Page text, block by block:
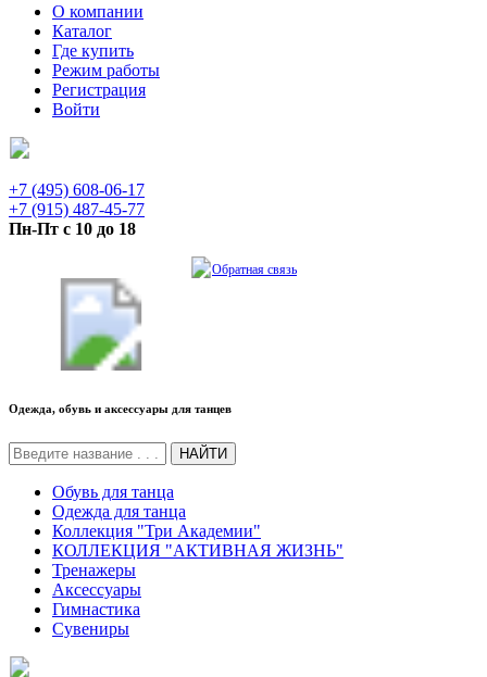
О компании
Каталог
Где купить
Режим работы
Регистрация
Войти
+7 (495) 608-06-17
+7 (915) 487-45-77
Пн-Пт с 10 до 18
Обратная связь
Одежда, обувь и аксессуары для танцев
НАЙТИ
Обувь для танца
Одежда для танца
Коллекция "Три Академии"
КОЛЛЕКЦИЯ "АКТИВНАЯ ЖИЗНЬ"
Тренажеры
Аксессуары
Гимнастика
Сувениры